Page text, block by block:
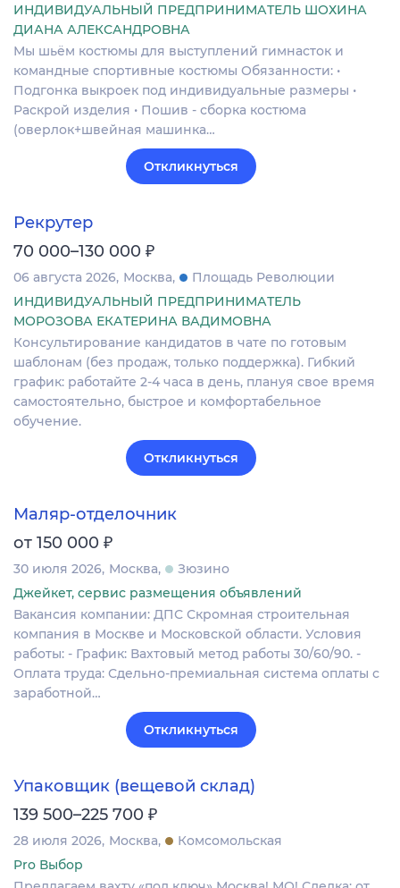
ИНДИВИДУАЛЬНЫЙ ПРЕДПРИНИМАТЕЛЬ ШОХИНА
ДИАНА АЛЕКСАНДРОВНА
Мы шьём костюмы для выступлений гимнасток и
командные спортивные костюмы Обязанности: •
Подгонка выкроек под индивидуальные размеры •
Раскрой изделия • Пошив - сборка костюма
(оверлок+швейная машинка…
Откликнуться
Рекрутер
70 000–130 000 ₽
06 августа 2026 Москва
Площадь Революции
ИНДИВИДУАЛЬНЫЙ ПРЕДПРИНИМАТЕЛЬ
МОРОЗОВА ЕКАТЕРИНА ВАДИМОВНА
Консультирование кандидатов в чате по готовым
шаблонам (без продаж, только поддержка). Гибкий
график: работайте 2-4 часа в день, плануя свое время
самостоятельно, быстрое и комфортабельное
обучение.
Откликнуться
Маляр-отделочник
от 150 000 ₽
30 июля 2026 Москва
Зюзино
Джейкет, сервис размещения объявлений
Вакансия компании: ДПС Скромная строительная
компания в Москве и Московской области. Условия
работы: - График: Вахтовый метод работы 30/60/90. -
Оплата труда: Сдельно-премиальная система оплаты с
заработной…
Откликнуться
Упаковщик (вещевой склад)
139 500–225 700 ₽
28 июля 2026 Москва
Комсомольская
Pro Выбор